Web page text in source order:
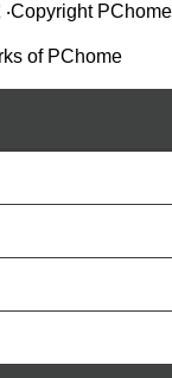
‧Copyright PChome
of PChome